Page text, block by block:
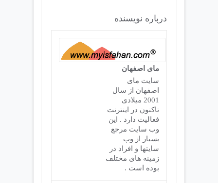
درباره نویسنده
مای اصفهان
سایت مای
اصفهان از سال
2001 میلادی
تاکنون در اینترنت
فعالیت دارد . این
وب سایت مرجع
بسیار از وب
سایتها و افراد در
زمینه های مختلف
بوده است .